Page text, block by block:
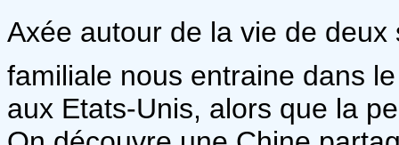
Axée autour de la vie de deux
familiale nous entraine dans
aux Etats-Unis, alors que la